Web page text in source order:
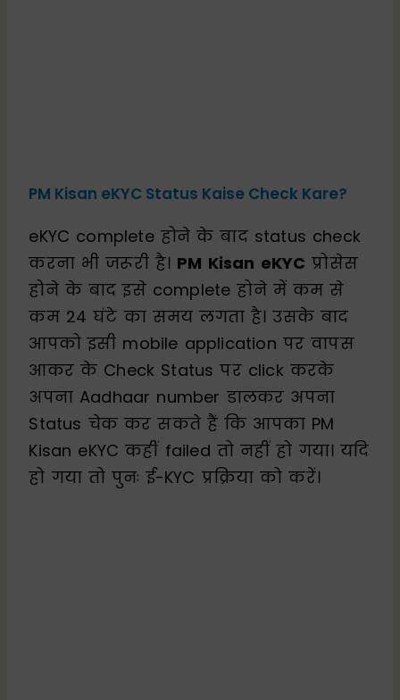
PM Kisan eKYC Status Kaise Check Kare?
eKYC complete होने के बाद status check
करना भी जरूरी है। PM Kisan eKYC प्रोसेस
होने के बाद इसे complete होने में कम से
कम 24 घंटे का समय लगता है। उसके बाद
आपको इसी mobile application पर वापस
आकर के Check Status पर click करके
अपना Aadhaar number डालकर अपना
Status चेक कर सकते हैं कि आपका PM
Kisan eKYC कहीं failed तो नहीं हो गया। यदि
हो गया तो पुनः ई-KYC प्रक्रिया को करें।